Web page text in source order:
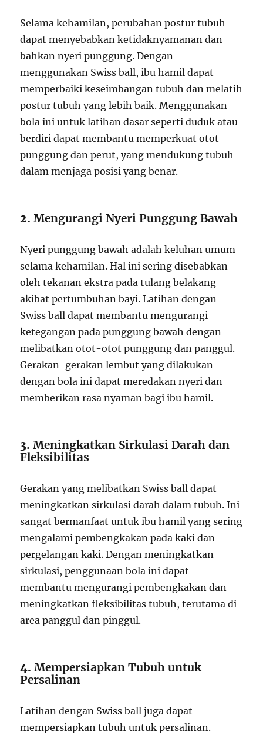
Selama kehamilan, perubahan postur tubuh
dapat menyebabkan ketidaknyamanan dan
bahkan nyeri punggung. Dengan
menggunakan Swiss ball, ibu hamil dapat
memperbaiki keseimbangan tubuh dan melatih
postur tubuh yang lebih baik. Menggunakan
bola ini untuk latihan dasar seperti duduk atau
berdiri dapat membantu memperkuat otot
punggung dan perut, yang mendukung tubuh
dalam menjaga posisi yang benar.
2.Mengurangi Nyeri Punggung Bawah
Nyeri punggung bawah adalah keluhan umum
selama kehamilan. Hal ini sering disebabkan
oleh tekanan ekstra pada tulang belakang
akibat pertumbuhan bayi. Latihan dengan
Swiss ball dapat membantu mengurangi
ketegangan pada punggung bawah dengan
melibatkan otot-otot punggung dan panggul.
Gerakan-gerakan lembut yang dilakukan
dengan bola ini dapat meredakan nyeri dan
memberikan rasa nyaman bagi ibu hamil.
3.Meningkatkan Sirkulasi Darah dan
Fleksibilitas
Gerakan yang melibatkan Swiss ball dapat
meningkatkan sirkulasi darah dalam tubuh. Ini
sangat bermanfaat untuk ibu hamil yang sering
mengalami pembengkakan pada kaki dan
pergelangan kaki. Dengan meningkatkan
sirkulasi, penggunaan bola ini dapat
membantu mengurangi pembengkakan dan
meningkatkan fleksibilitas tubuh, terutama di
area panggul dan pinggul.
4.Mempersiapkan Tubuh untuk
Persalinan
Latihan dengan Swiss ball juga dapat
mempersiapkan tubuh untuk persalinan.